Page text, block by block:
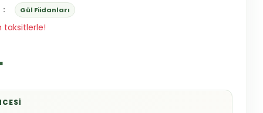
Gül Fiidanları
taksitlerle!